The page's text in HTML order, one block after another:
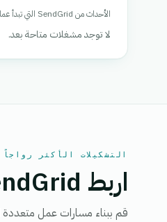
الأحداث من SendGrid التي تبدأ عملية أتمتة.
لا توجد مشغلات متاحة بعد.
التشكيلات الأكثر رواجاً
اربط SendGrid بأداة أخرى
قم ببناء مسارات عمل